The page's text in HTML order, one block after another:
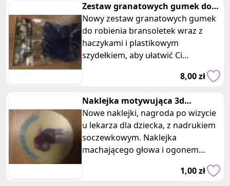
Zestaw granatowych gumek do
bransoletek z haczykami
Nowy zestaw granatowych gumek
do robienia bransoletek wraz z
haczykami i plastikowym
szydełkiem, aby ułatwić Ci
8,00 zł
Naklejka motywująca 3d
szczeniak
Nowe naklejki, nagroda po wizycie
u lekarza dla dziecka, z nadrukiem
soczewkowym. Naklejka
machającego głowa i ogonem
pieska wraz z napisem pomocnik
1,00 zł